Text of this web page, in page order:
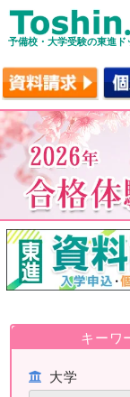
予備校・大学受験の東進ド
キーワ
大学